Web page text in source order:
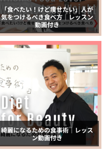
「食べたい！けど痩せたい」人が
気をつけるべき食べ方｜レッスン
動画付き
綺麗になるための食事術｜レッス
ン動画付き